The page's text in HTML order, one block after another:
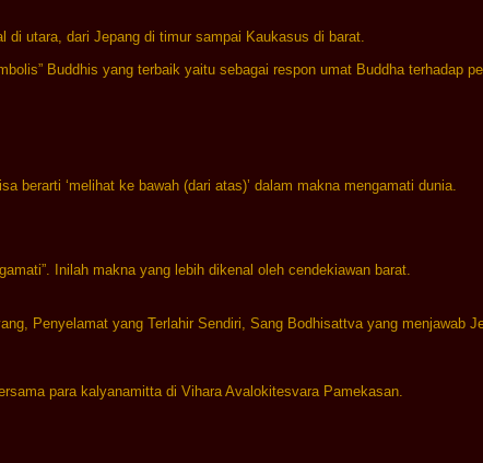
utara, dari Jepang di timur sampai Kaukasus di barat.
Buddhis yang terbaik yaitu sebagai respon umat Buddha terhadap
berarti ‘melihat ke bawah (dari atas)’ dalam makna mengamati dunia.
Inilah makna yang lebih dikenal oleh cendekiawan barat.
Penyelamat yang Terlahir Sendiri, Sang Bodhisattva yang menjawab
para kalyanamitta di Vihara Avalokitesvara Pamekasan.